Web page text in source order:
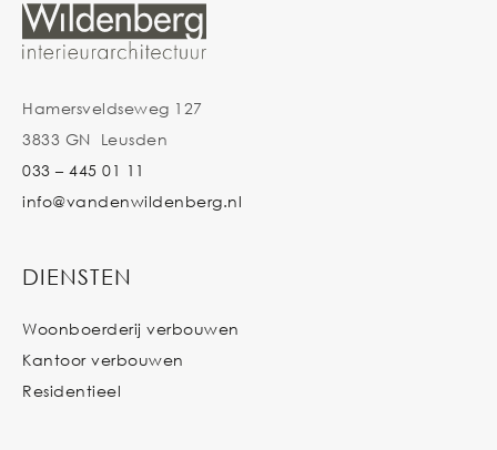
Hamersveldseweg 127
3833 GN Leusden
033 – 445 01 11
info@vandenwildenberg.nl
DIENSTEN
Woonboerderij verbouwen
Kantoor verbouwen
Residentieel